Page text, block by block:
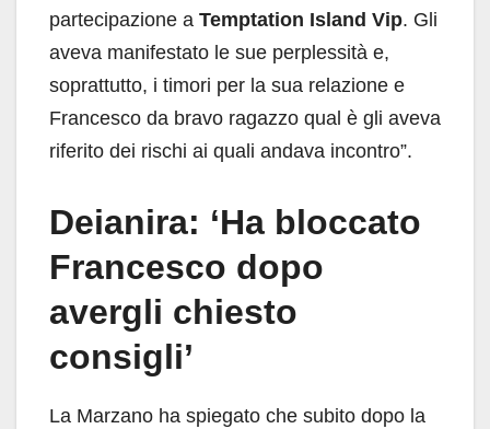
partecipazione a Temptation Island Vip. Gli
aveva manifestato le sue perplessità e,
soprattutto, i timori per la sua relazione e
Francesco da bravo ragazzo qual è gli aveva
riferito dei rischi ai quali andava incontro”.
Deianira: ‘Ha bloccato
Francesco dopo
avergli chiesto
consigli’
La Marzano ha spiegato che subito dopo la